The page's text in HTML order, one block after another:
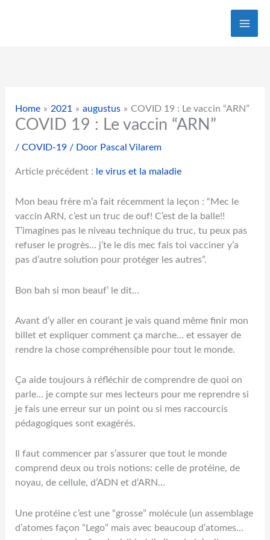
Home 2021 augustus COVID 19 : Le vaccin “ARN”
COVID 19 : Le vaccin “ARN”
/COVID-19 / Door Pascal Vilarem
Article précédent : le virus et la maladie
Mon beau frère m’a fait récemment la leçon : “Mec le
vaccin ARN, c’est un truc de ouf! C’est de la balle!!
T’imagines pas le niveau technique du truc, tu peux pas
refuser le progrès… j’te le dis mec fais toi vacciner y’a
pas d’autre solution pour protéger les autres”.
Bon bah si mon beauf’ le dit…
Avant d’y aller en courant je vais quand même finir mon
billet et expliquer comment ça marche… et essayer de
rendre la chose compréhensible pour tout le monde.
Ça aide toujours à réfléchir de comprendre de quoi on
parle… je compte sur mes lecteurs pour me reprendre si
je fais une erreur sur un point ou si mes raccourcis
pédagogiques sont exagérés.
Il faut commencer par s’assurer que tout le monde
comprend deux ou trois notions: celle de protéine, de
noyau, de cellule, d’ADN et d’ARN…
Une protéine c’est une “grosse” molécule (un assemblage
d’atomes façon “Lego” mais avec beaucoup d’atomes…